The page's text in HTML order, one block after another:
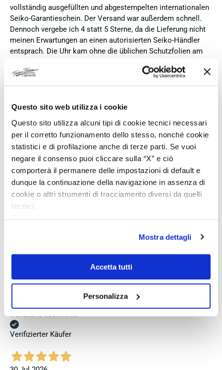
Questo sito web utilizza i cookie
Questo sito utilizza alcuni tipi di cookie tecnici necessari
per il corretto funzionamento dello stesso, nonché cookie
statistici e di profilazione anche di terze parti. Se vuoi
negare il consenso puoi cliccare sulla “X” e ciò
comporterà il permanere delle impostazioni di default e
dunque la continuazione della navigazione in assenza di
cookie o altri strumenti di tracciamento diversi da quelli
tecnici.
Se vuoi saperne di più consulta laprivacy policye la
Mostra dettagli
Accetta tutti
Personalizza
vollständig ausgefüllten und abgestempelten internationalen
Seiko-Garantieschein. Der Versand war außerdem schnell.
Dennoch vergebe ich 4 statt 5 Sterne, da die Lieferung nicht
meinen Erwartungen an einen autorisierten Seiko-Händler
entsprach. Die Uhr kam ohne die üblichen Schutzfolien am
Verpackung, die ich von diesem Modell aus offiziellen
Modellinformationen fehlten. Die Uhr selbst ist in neuem
hätte ich bei einer hochwertigen Uhr dieser Preisklasse
erwartet, dass sie mit der vollständigen Originalpräsentation
geliefert wird. Insgesamt empfehle ich den Händler aufgrund
des guten Preises und der seriösen Abwicklung, hoffe
jedoch, dass bei zukünftigen Bestellungen mehr Wert auf
eine vollständige und originale Präsentation gelegt wird.
Verifizierter Käufer
Venditore eccellente
Verifizierter Käufer